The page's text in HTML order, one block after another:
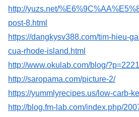
http://yuzs.net/
post-8.html
https://dangkysv388.com/tim-hieu-
cua-rhode-island.html
http://www.okulab.com/blog/
http://saropama.com/picture-2/
https://yummlyrecipes.us/low-carb-
http://blog.fm-lab.com/index.php/